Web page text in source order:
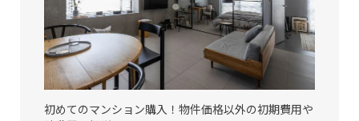
初めてのマンション購入！物件価格以外の初期費用や